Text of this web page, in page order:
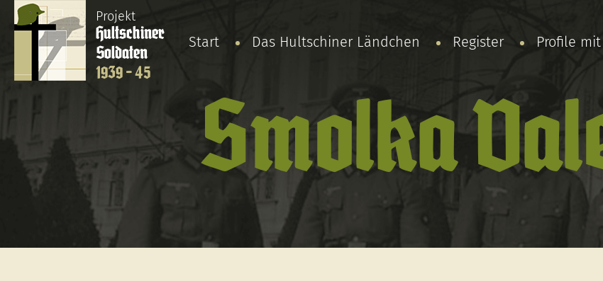
Projekt
Hultschiner
Soldaten
1939 - 45
Start Das Hultschiner Ländchen Register Profile
Smolka